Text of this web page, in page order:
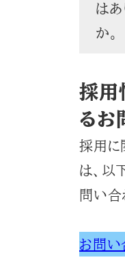
はあ
か。
採用
るお
採用に
は、以
問い合
お問い